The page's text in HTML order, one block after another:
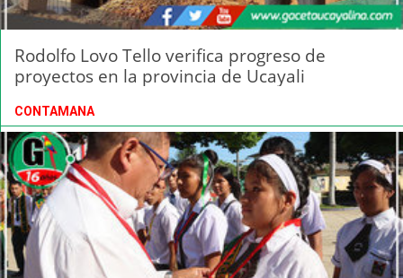
Rodolfo Lovo Tello verifica progreso de
proyectos en la provincia de Ucayali
CONTAMANA